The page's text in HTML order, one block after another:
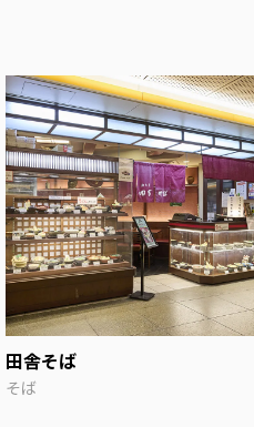
田舎そば
そば